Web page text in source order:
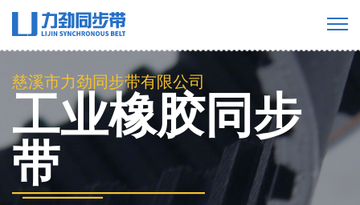
慈溪市力劲同步带有限公司
工业橡胶同步
带